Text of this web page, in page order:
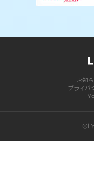
お知
プライバ
このコンテンツは掲載が